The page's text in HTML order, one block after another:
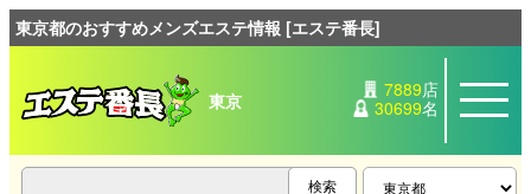
東京都のおすすめメンズエステ情報 [エステ番長]
東京 7889店
30699名